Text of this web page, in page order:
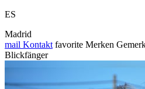
ES
Madrid
mail Kontakt favorite Merken
Blickfänger